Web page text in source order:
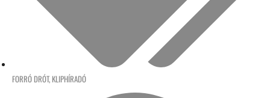
FORRÓ DRÓT, KLIPHÍRADÓ